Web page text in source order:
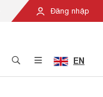
Đăng nhập
EN